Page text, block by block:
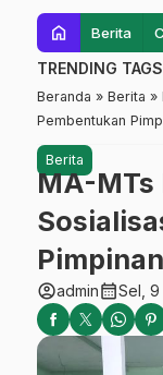
home Berita
TRENDING TAGS
Beranda » Berita »
Pembentukan
Berita
MA-MTs
account_circleadmincalendar_monthSel, 9